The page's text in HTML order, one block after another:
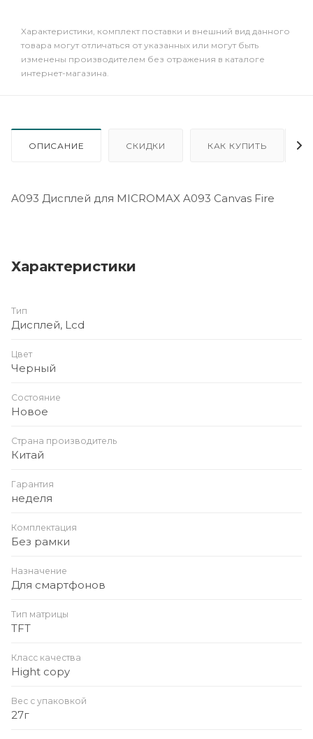
Xарактеристики, комплект поставки и внешний вид данного
товара могут отличаться от указанных или могут быть
изменены производителем без отражения в каталоге
интернет-магазина.
ОПИСАНИЕ СКИДКИ КАК КУПИТЬ
A093 Дисплей для MICROMAX A093 Canvas Fire
Характеристики
Тип
Дисплей, Lcd
Цвет
Черный
Состояние
Новое
Страна производитель
Китай
Гарантия
неделя
Комплектация
Без рамки
Назначение
Для смартфонов
Тип матрицы
TFT
Класс качества
Hight copy
Вес с упаковкой
27г